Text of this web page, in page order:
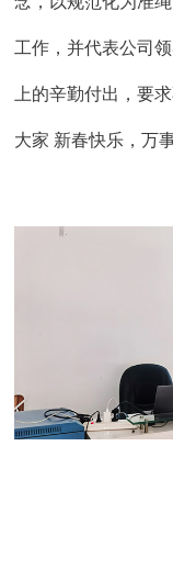
工作，并代表公司
上的辛勤付出，要
大家 新春快乐，万